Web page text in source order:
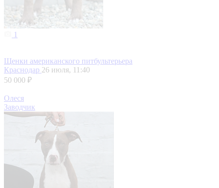
1
Щенки американского питбультерьера
Краснодар 26 июля, 11:40
50 000 ₽
Олеся
Заводчик